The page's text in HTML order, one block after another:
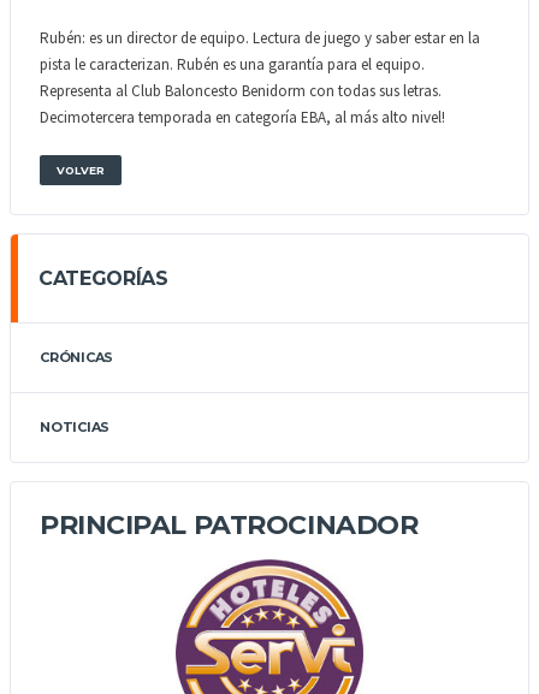
Rubén: es un director de equipo. Lectura de juego y saber estar en la
pista le caracterizan. Rubén es una garantía para el equipo.
Representa al Club Baloncesto Benidorm con todas sus letras.
Decimotercera temporada en categoría EBA, al más alto nivel!
VOLVER
CATEGORÍAS
CRÓNICAS
NOTICIAS
PRINCIPAL PATROCINADOR